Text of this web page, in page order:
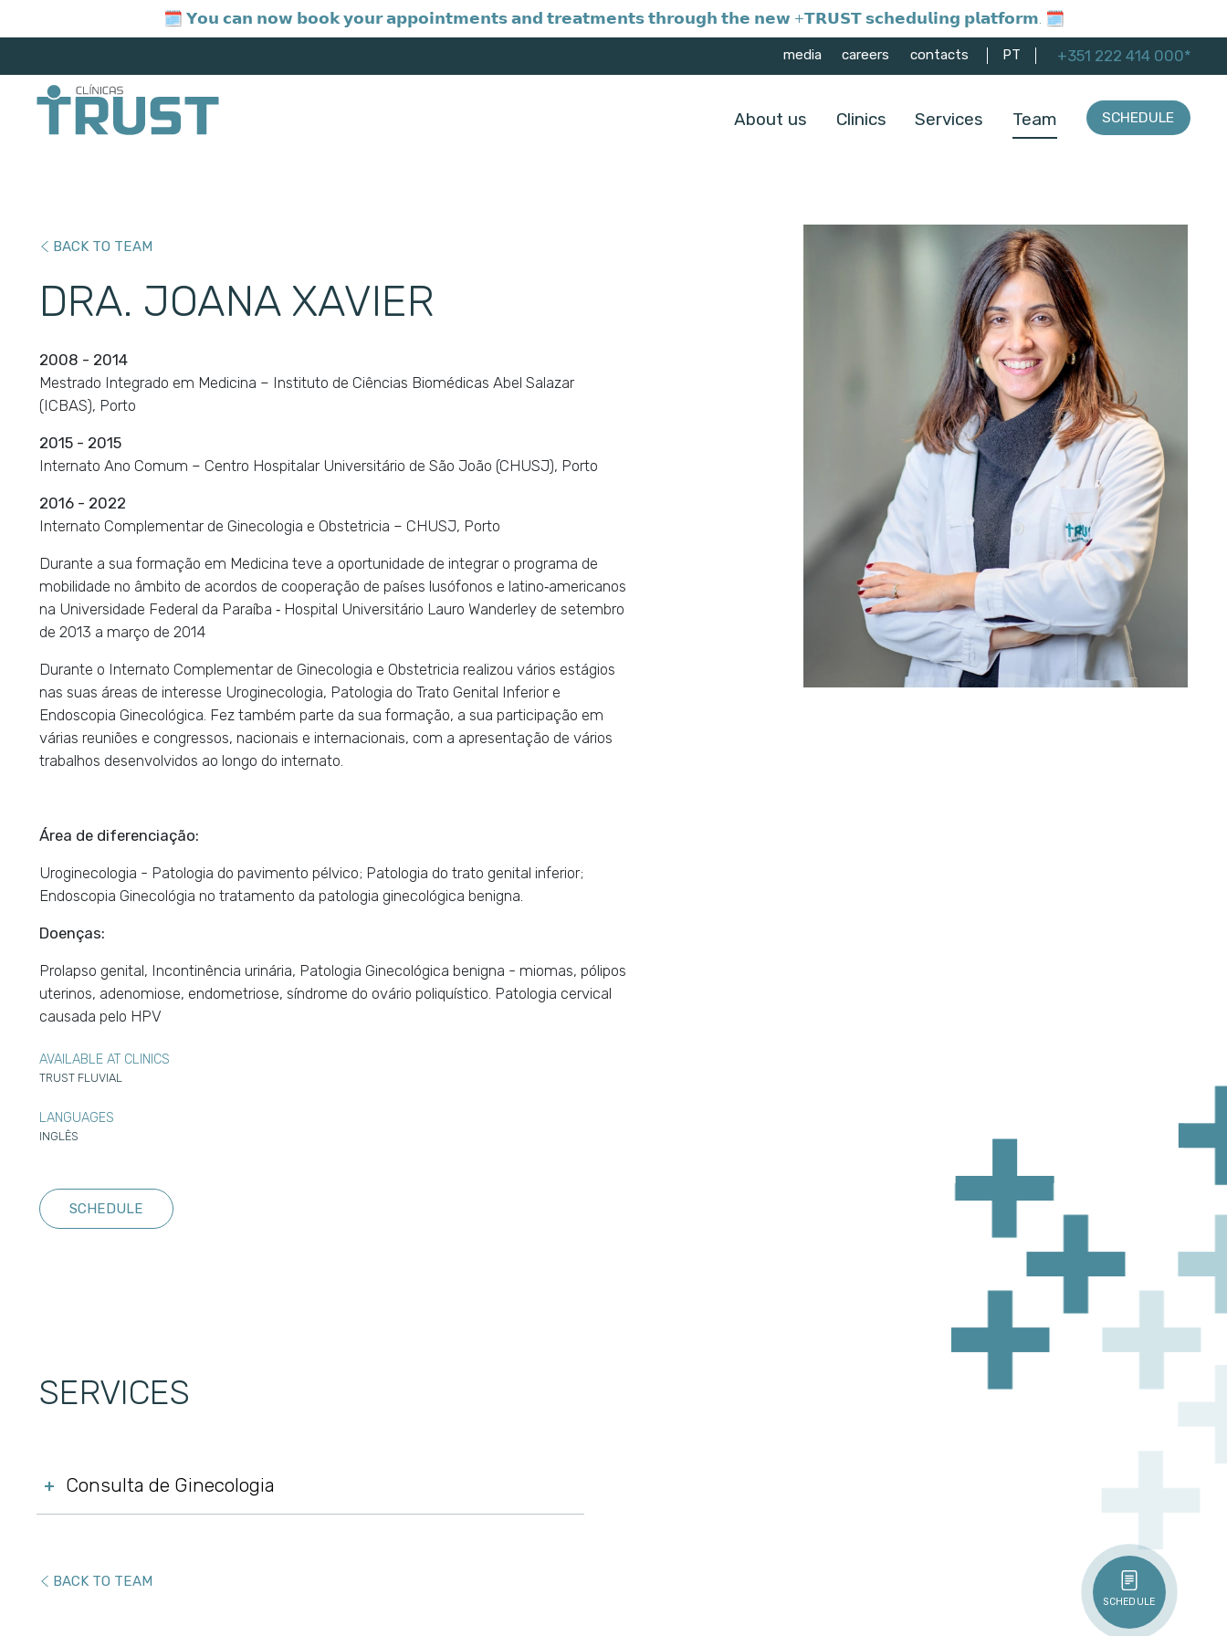
🗓️ 𝗬𝗼𝘂 𝗰𝗮𝗻 𝗻𝗼𝘄 𝗯𝗼𝗼𝗸 𝘆𝗼𝘂𝗿 𝗮𝗽𝗽𝗼𝗶𝗻𝘁𝗺𝗲𝗻𝘁𝘀 𝗮𝗻𝗱 𝘁𝗿𝗲𝗮𝘁𝗺𝗲𝗻𝘁𝘀 𝘁𝗵𝗿𝗼𝘂𝗴𝗵 𝘁𝗵𝗲 𝗻𝗲𝘄 +𝗧𝗥𝗨𝗦𝗧 𝘀𝗰𝗵𝗲𝗱𝘂𝗹𝗶𝗻𝗴 𝗽𝗹𝗮𝘁𝗳𝗼𝗿𝗺. 🗓️
About us Clinics Services Team SCHEDULE
media careers contacts PT +351 222 414 000*
SCHEDULE
BACK TO TEAM
DRA. JOANA XAVIER
2008 - 2014
Mestrado Integrado em Medicina – Instituto de Ciências Biomédicas Abel Salazar
(ICBAS), Porto
2015 - 2015
Internato Ano Comum – Centro Hospitalar Universitário de São João (CHUSJ), Porto
2016 - 2022
Internato Complementar de Ginecologia e Obstetricia – CHUSJ, Porto
Durante a sua formação em Medicina teve a oportunidade de integrar o programa de
mobilidade no âmbito de acordos de cooperação de países lusófonos e latino‑americanos
na Universidade Federal da Paraíba ‑ Hospital Universitário Lauro Wanderley de setembro
de 2013 a março de 2014
Durante o Internato Complementar de Ginecologia e Obstetricia realizou vários estágios
nas suas áreas de interesse Uroginecologia, Patologia do Trato Genital Inferior e
Endoscopia Ginecológica. Fez também parte da sua formação, a sua participação em
várias reuniões e congressos, nacionais e internacionais, com a apresentação de vários
trabalhos desenvolvidos ao longo do internato.
Área de diferenciação:
Uroginecologia - Patologia do pavimento pélvico; Patologia do trato genital inferior;
Endoscopia Ginecológia no tratamento da patologia ginecológica benigna.
Doenças:
Prolapso genital, Incontinência urinária, Patologia Ginecológica benigna - miomas, pólipos
uterinos, adenomiose, endometriose, síndrome do ovário poliquístico. Patologia cervical
causada pelo HPV
AVAILABLE AT CLINICS
TRUST FLUVIAL
LANGUAGES
INGLÊS
SCHEDULE
SERVICES
+ Consulta de Ginecologia
BACK TO TEAM